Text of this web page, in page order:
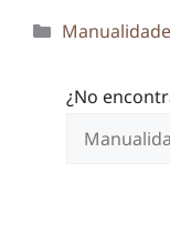
Categorías
¿No